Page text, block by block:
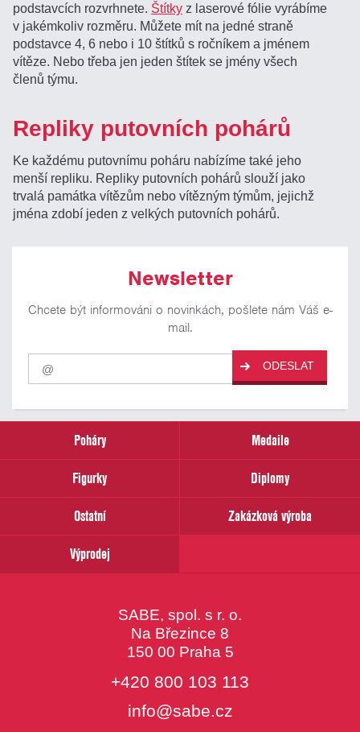
podstavcích rozvrhnete. Štítky z laserové fólie vyrábíme
v jakémkoliv rozměru. Můžete mít na jedné straně
podstavce 4, 6 nebo i 10 štítků s ročníkem a jménem
vítěze. Nebo třeba jen jeden štítek se jmény všech
členů týmu.
Repliky putovních pohárů
Ke každému putovnímu poháru nabízíme také jeho
menší repliku. Repliky putovních pohárů slouží jako
trvalá památka vítězům nebo vítězným týmům, jejichž
jména zdobí jeden z velkých putovních pohárů.
Newsletter
Chcete být informováni o novinkách, pošlete nám Váš e-
mail.
Pro
odběr
našich
email
ODESLAT
Poháry
Medaile
Figurky
Diplomy
Ostatní
Zakázková výroba
Výprodej
SABE, spol. s r. o.
Na Březince 8
150 00 Praha 5
+420 800 103 113
info@sabe.cz